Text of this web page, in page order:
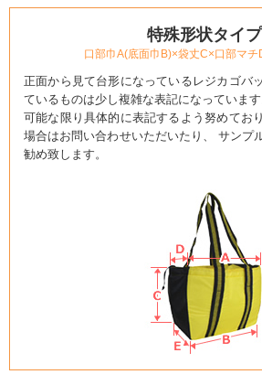
特殊形状タイプ
口部巾A(底面巾B)×袋丈C×口部マチ
正面から見て台形になっているレジカゴバ
ているものは少し複雑な表記になっています
可能な限り具体的に表記するよう努めてお
場合はお問い合わせいただいたり、 サンプ
勧め致します。